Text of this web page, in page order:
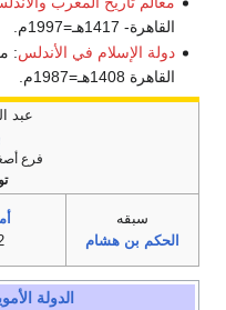
القاهرة- 1417هـ=1997م.
دولة الإسلام في الأندلس:
القاهرة 1408هـ=1987م.
عبد
فرع
سبقه
الحكم بن هشام
الدولة